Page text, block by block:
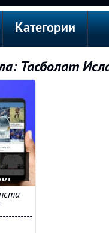
Категории
Тасболат